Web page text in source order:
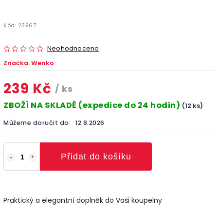
Kód: 23967
Neohodnoceno
Značka:Wenko
239 Kč / ks
ZBOŽÍ NA SKLADĚ (expedice do 24 hodin) (12 ks)
Můžeme doručit do: 12.8.2026
Přidat do košíku
Praktický a elegantní doplněk do Vaši koupelny